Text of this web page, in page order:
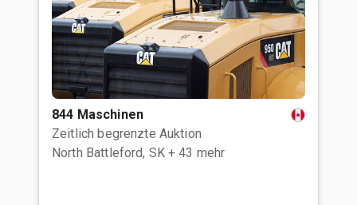
844 Maschinen
Zeitlich begrenzte Auktion
North Battleford, SK + 43 mehr